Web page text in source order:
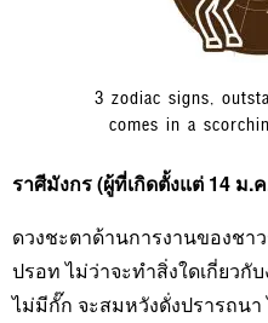
3 zodiac signs,
comes in a
ราศีมังกร (ผู้ที่เกิดตั้งแต่ 14 ม.
ดวงชะตาด้านการงานของชา
ปรอท ไม่ว่าจะทำสิ่งใดเกี่ยวกั
ไม่มีกั๊ก จะสมหวังดั่งปรารถนา